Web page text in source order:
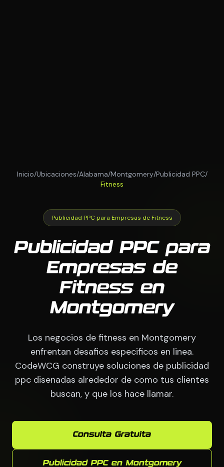
Inicio/Ubicaciones/Alabama/Montgomery/Publicidad PPC/
Fitness
Publicidad PPC para Empresas de Fitness
Publicidad PPC para
Empresas de
Fitness en
Montgomery
Los negocios de fitness en Montgomery
enfrentan desafios especificos en linea.
CodeWCG construye soluciones de publicidad
ppc disenadas alrededor de como tus clientes
buscan, y que los hace llamar.
Consulta Gratuita
Publicidad PPC en Montgomery